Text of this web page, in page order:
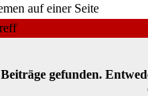
auf einer Seite
gefunden.